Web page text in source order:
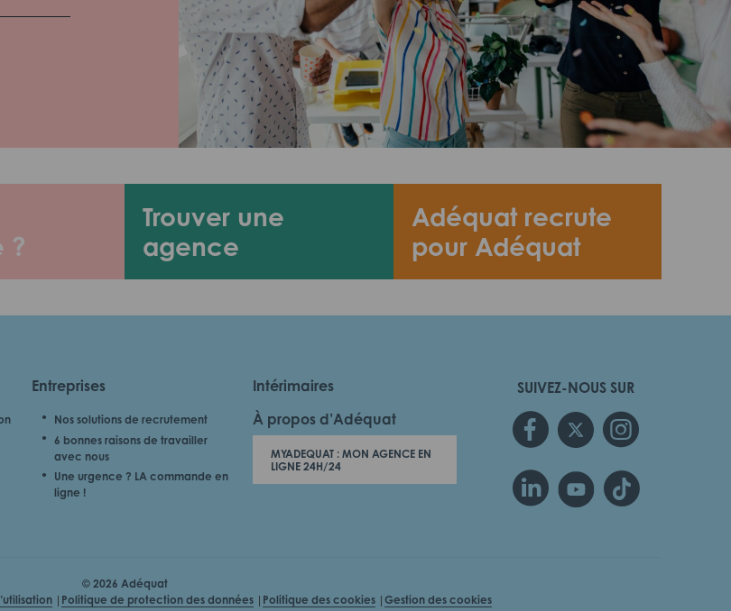
?
Trouver une
agence
Adéquat recrute
pour Adéquat
SUIVEZ-NOUS SUR
Entreprises
Nos solutions de recrutement
6 bonnes raisons de travailler
avec nous
Une urgence ? LA commande en
ligne !
Intérimaires
À propos d’Adéquat
MYADEQUAT : MON AGENCE EN
LIGNE 24H/24
© 2026 Adéquat
Politique de protection des données Politique des cookies Gestion des cookies